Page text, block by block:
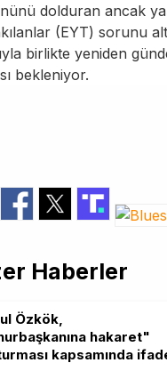
dolduran ancak
(EYT) sorunu
birlikte yeniden
bekleniyor.
Haberler
Özkök,
hakaret"
kapsamında